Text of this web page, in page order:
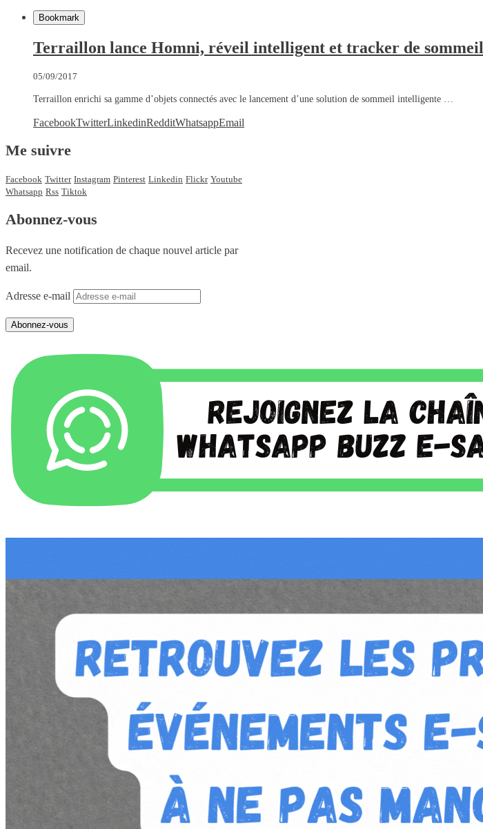
Bookmark
Terraillon lance Homni, réveil intelligent et tracker de sommeil
05/09/2017
Terraillon enrichi sa gamme d’objets connectés avec le lancement d’une solution de sommeil intelligente …
FacebookTwitterLinkedinRedditWhatsappEmail
Me suivre
Facebook Twitter Instagram Pinterest Linkedin Flickr Youtube
Whatsapp Rss Tiktok
Abonnez-vous
Recevez une notification de chaque nouvel article par
email.
Adresse e-mail
Abonnez-vous